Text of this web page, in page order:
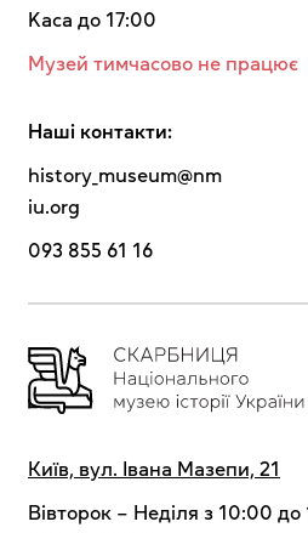
Kaca до 17:00
Музей тимчасово не працює
Наші контакти:
history_museum@nm
iu.org
093 855 61 16
Київ, вул. Івана Мазепи, 21
Вівторок – Неділя з 10:00 до